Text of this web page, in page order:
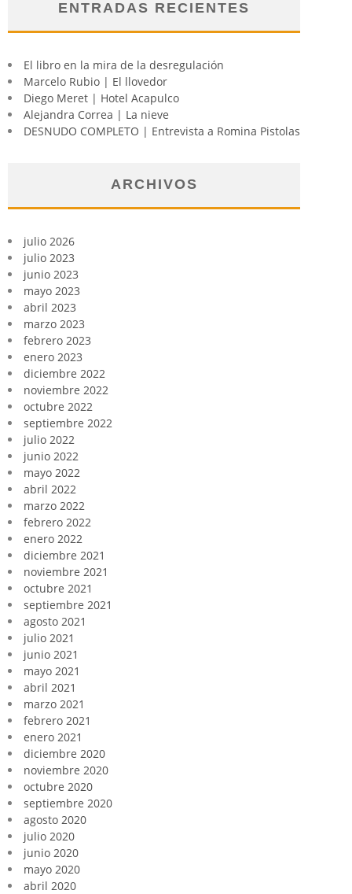
ENTRADAS RECIENTES
El libro en la mira de la desregulación
Marcelo Rubio | El llovedor
Diego Meret | Hotel Acapulco
Alejandra Correa | La nieve
DESNUDO COMPLETO | Entrevista a Romina Pistolas
ARCHIVOS
julio 2026
julio 2023
junio 2023
mayo 2023
abril 2023
marzo 2023
febrero 2023
enero 2023
diciembre 2022
noviembre 2022
octubre 2022
septiembre 2022
julio 2022
junio 2022
mayo 2022
abril 2022
marzo 2022
febrero 2022
enero 2022
diciembre 2021
noviembre 2021
octubre 2021
septiembre 2021
agosto 2021
julio 2021
junio 2021
mayo 2021
abril 2021
marzo 2021
febrero 2021
enero 2021
diciembre 2020
noviembre 2020
octubre 2020
septiembre 2020
agosto 2020
julio 2020
junio 2020
mayo 2020
abril 2020